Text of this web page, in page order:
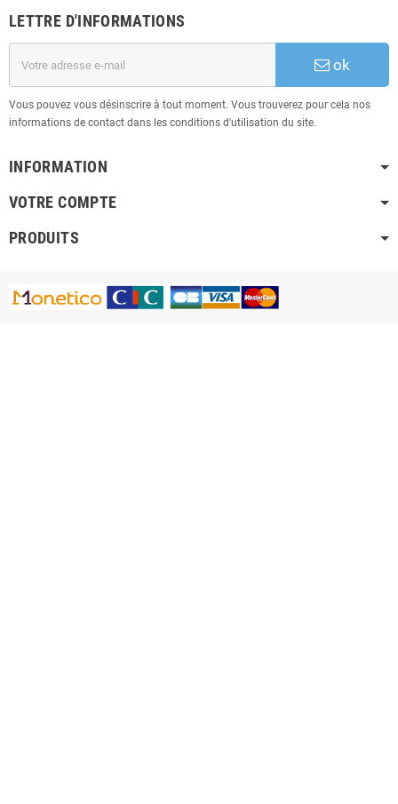
LETTRE D'INFORMATIONS
ok
Vous pouvez vous désinscrire à tout moment. Vous trouverez pour cela nos
informations de contact dans les conditions d'utilisation du site.
INFORMATION
VOTRE COMPTE
PRODUITS